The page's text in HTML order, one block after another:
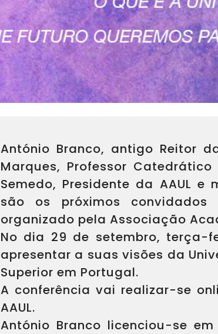
António Branco, antigo Reitor
Marques, Professor
Semedo, Presidente da AAUL
são os próximos
organizado pela Associação
No dia 29 de setembro, terça-
apresentar a suas visões da
Superior em Portugal.
A conferência vai realizar-se
AAUL.
António Branco licenciou-se